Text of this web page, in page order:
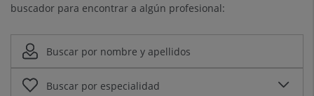
buscador para encontrar a algún profesional: